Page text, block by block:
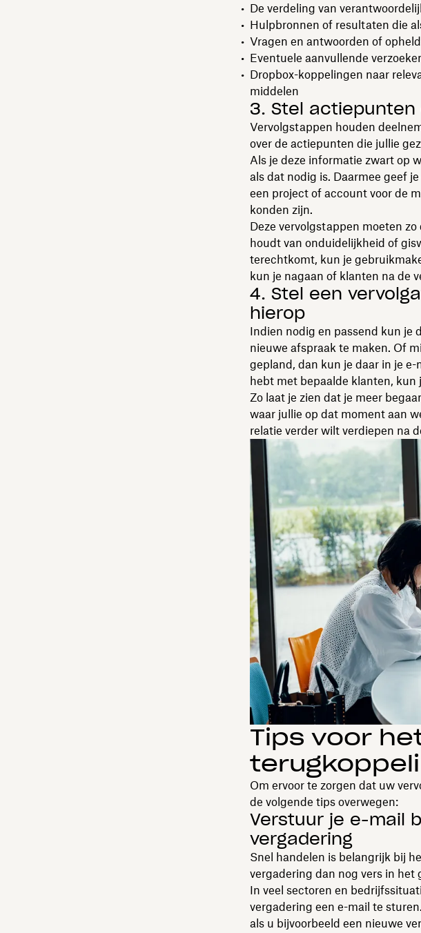
De verdeling van
Hulpbronnen of resultaten die
Vragen en antwoorden of
Eventuele aanvullende
Dropbox-koppelingen naar
middelen
3. Stel
Vervolgstappen houden
over de actiepunten die jullie
Als je deze informatie zwart op
als dat nodig is. Daarmee geef
een project of account voor de
konden zijn.
Deze vervolgstappen moeten
houdt van onduidelijkheid of
terechtkomt, kun je
kun je nagaan of klanten na de
4. Stel een
hierop
Indien nodig en passend kun je
nieuwe afspraak te maken. Of
gepland, dan kun je daar in je
hebt met bepaalde klanten,
Zo laat je zien dat je meer
waar jullie op dat moment aan
relatie verder wilt verdiepen na
Tips voor
Om ervoor te zorgen dat uw
de volgende tips overwegen:
Verstuur je e-mail
vergadering
Snel handelen is belangrijk bij
vergadering dan nog vers in het
In veel sectoren en
vergadering een e-mail te
als u bijvoorbeeld een nieuwe